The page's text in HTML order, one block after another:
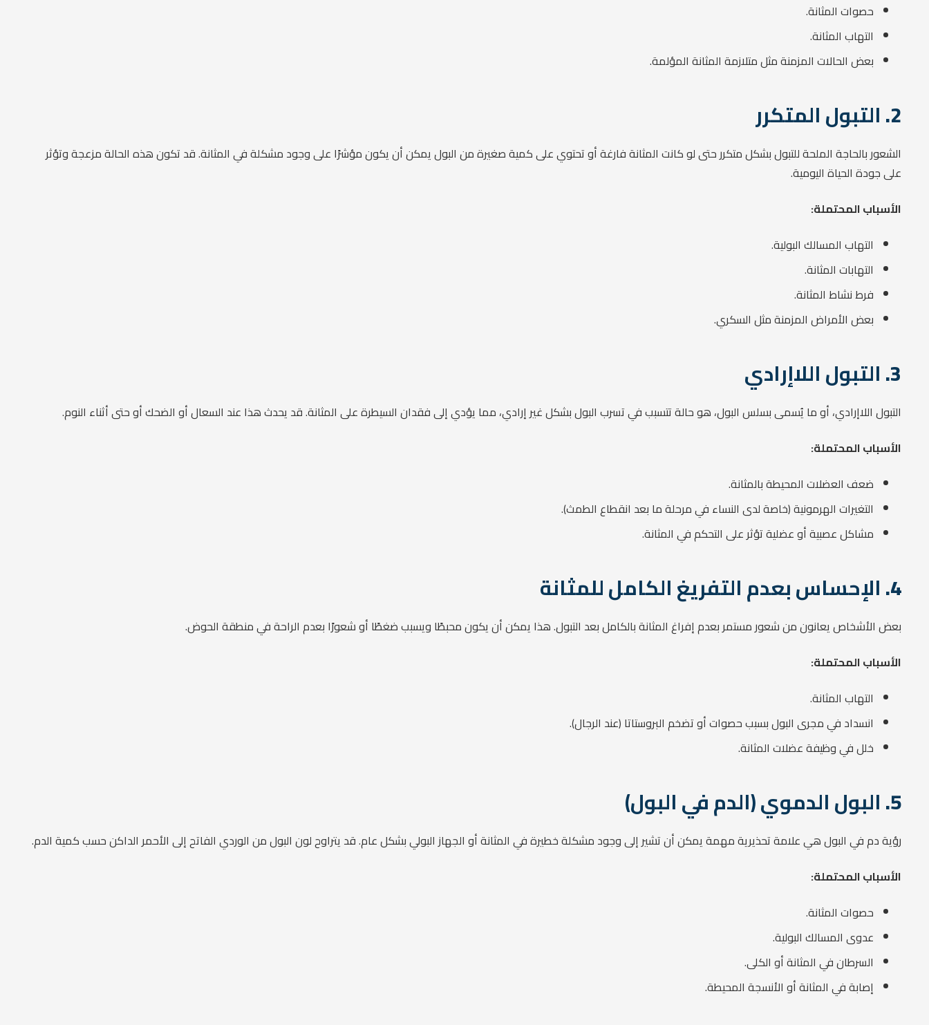
حصوات المثانة.
التهاب المثانة.
بعض الحالات المزمنة مثل متلازمة المثانة المؤلمة.
2. التبول المتكرر
الشعور بالحاجة الملحة للتبول بشكل متكرر حتى لو كانت المثانة فارغة أو تحتوي على كمية صغيرة من البول يمكن أن يكون مؤشرًا على وجود مشكلة في المثانة. قد تكون هذه الحالة مزعجة وتؤثر
على جودة الحياة اليومية.
الأسباب المحتملة:
التهاب المسالك البولية.
التهابات المثانة.
فرط نشاط المثانة.
بعض الأمراض المزمنة مثل السكري.
3. التبول اللاإرادي
التبول اللاإرادي، أو ما يُسمى بسلس البول، هو حالة تتسبب في تسرب البول بشكل غير إرادي، مما يؤدي إلى فقدان السيطرة على المثانة. قد يحدث هذا عند السعال أو الضحك أو حتى أثناء النوم.
الأسباب المحتملة:
ضعف العضلات المحيطة بالمثانة.
التغيرات الهرمونية (خاصة لدى النساء في مرحلة ما بعد انقطاع الطمث).
مشاكل عصبية أو عضلية تؤثر على التحكم في المثانة.
4. الإحساس بعدم التفريغ الكامل للمثانة
بعض الأشخاص يعانون من شعور مستمر بعدم إفراغ المثانة بالكامل بعد التبول. هذا يمكن أن يكون محبطًا ويسبب ضغطًا أو شعورًا بعدم الراحة في منطقة الحوض.
الأسباب المحتملة:
التهاب المثانة.
انسداد في مجرى البول بسبب حصوات أو تضخم البروستاتا (عند الرجال).
خلل في وظيفة عضلات المثانة.
5. البول الدموي (الدم في البول)
رؤية دم في البول هي علامة تحذيرية مهمة يمكن أن تشير إلى وجود مشكلة خطيرة في المثانة أو الجهاز البولي بشكل عام. قد يتراوح لون البول من الوردي الفاتح إلى الأحمر الداكن حسب كمية الدم.
الأسباب المحتملة:
حصوات المثانة.
عدوى المسالك البولية.
السرطان في المثانة أو الكلى.
إصابة في المثانة أو الأنسجة المحيطة.